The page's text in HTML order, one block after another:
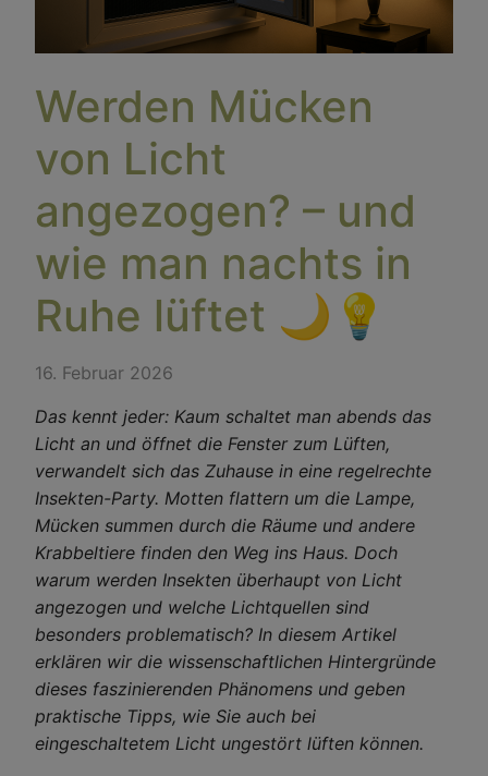
Werden Mücken
von Licht
angezogen? – und
wie man nachts in
Ruhe lüftet 🌙💡
16. Februar 2026
Das kennt jeder: Kaum schaltet man abends das
Licht an und öffnet die Fenster zum Lüften,
verwandelt sich das Zuhause in eine regelrechte
Insekten-Party. Motten flattern um die Lampe,
Mücken summen durch die Räume und andere
Krabbeltiere finden den Weg ins Haus. Doch
warum werden Insekten überhaupt von Licht
angezogen und welche Lichtquellen sind
besonders problematisch? In diesem Artikel
erklären wir die wissenschaftlichen Hintergründe
dieses faszinierenden Phänomens und geben
praktische Tipps, wie Sie auch bei
eingeschaltetem Licht ungestört lüften können.